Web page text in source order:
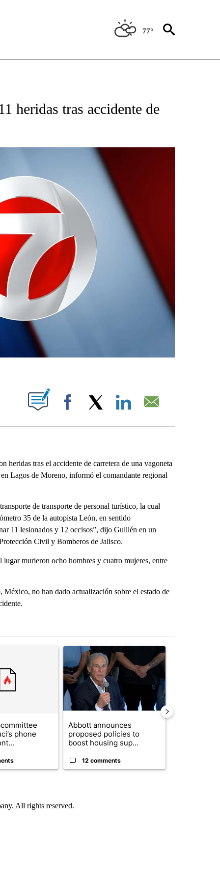
77°
ABOUT NEW PAGES ON "CNN - SPANISH".
heridas tras accidente de
NEW PAGES ON "".
Facebook
tras el accidente de carretera de una vagoneta
Lagos de Moreno, informó el comandante regional
de transporte de personal turístico, la cual
35 de la autopista León, en sentido
11 lesionados y 12 occisos”, dijo Guillén en un
Civil y Bomberos de Jalisco.
murieron ocho hombres y cuatro mujeres, entre
no han dado actualización sobre el estado de
7 days.
titled "Senate subcommittee obtains Fauci’s phone ahead of
phone
A trending article titled "Abbott announces
Abbott announces
proposed policies to
boost housing sup...
12 comments
All rights reserved.